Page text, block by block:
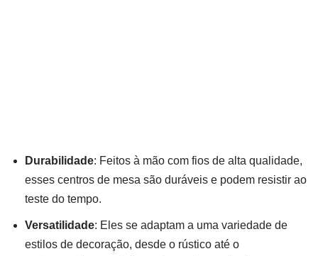
Durabilidade: Feitos à mão com fios de alta qualidade,
esses centros de mesa são duráveis e podem resistir ao
teste do tempo.
Versatilidade: Eles se adaptam a uma variedade de
estilos de decoração, desde o rústico até o